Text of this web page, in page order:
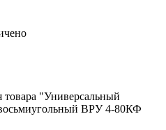
"Универсальный
ВРУ 4-80КФ